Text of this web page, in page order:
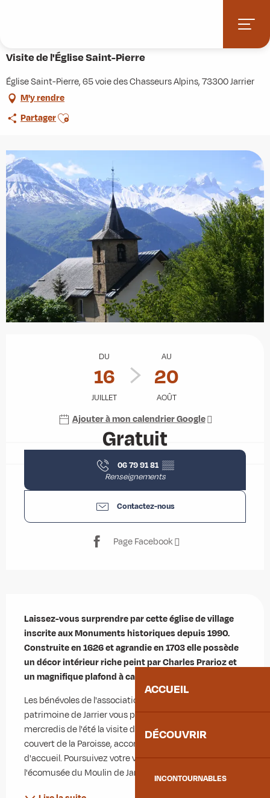
ACCUEIL
DÉCOUVRIR
INCONTOURNABLES
Visite de l'Église Saint-Pierre
Église Saint-Pierre, 65 voie des Chasseurs Alpins, 73300 Jarrier
M'y rendre
PartagerAjouter aux favoris
DU
16
JUILLET
AU
20
AOÛT
Ajouter à mon calendrier Google
Gratuit
06 79 91 81 ▒▒
Renseignements
Contactez-nous
Page Facebook
Laissez-vous surprendre par cette église de village
inscrite aux Monuments historiques depuis 1990.
Construite en 1626 et agrandie en 1703 elle possède
un décor intérieur riche peint par Charles Prarioz et
un magnifique plafond à caissons orné de rosaces.
Les bénévoles de l'association pour la Sauvegarde du
patrimoine de Jarrier vous proposent tous les
mercredis de l'été la visite de l'église Saint-Pierre, sous
couvert de la Paroisse, accompagnée d'un pot
d'accueil. Poursuivez votre visite par celle de
l'écomusée du Moulin de Jarrier. Décor...